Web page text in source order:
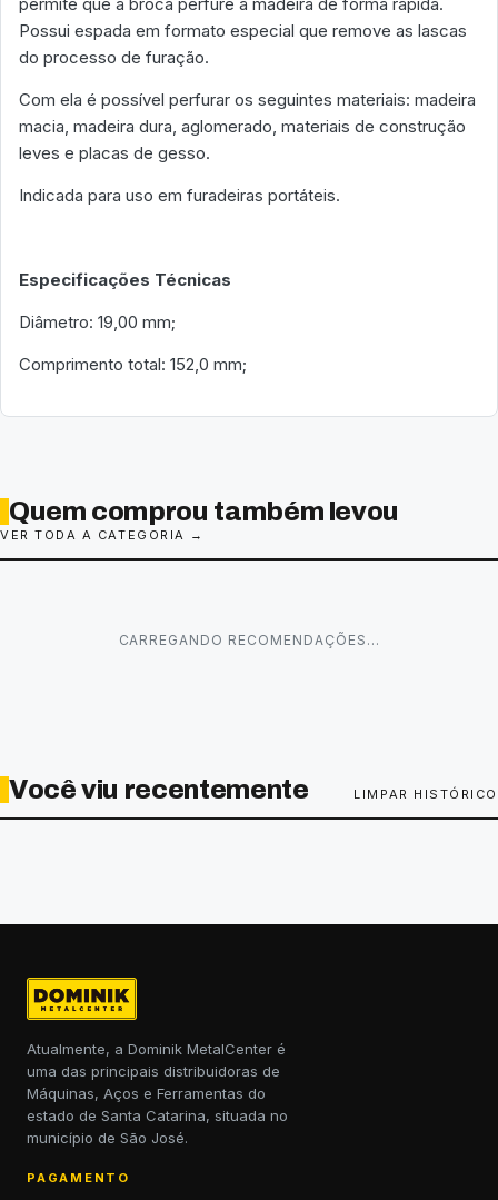
Possui espada em formato especial que remove as lascas
do processo de furação.
Com ela é possível perfurar os seguintes materiais: madeira
macia, madeira dura, aglomerado, materiais de construção
leves e placas de gesso.
Indicada para uso em furadeiras portáteis.
Especificações Técnicas
Diâmetro: 19,00 mm;
Comprimento total: 152,0 mm;
Quem comprou também levou
VER TODA A CATEGORIA →
CARREGANDO RECOMENDAÇÕES…
Você viu recentemente LIMPAR HISTÓRICO
Atualmente, a Dominik MetalCenter é
uma das principais distribuidoras de
Máquinas, Aços e Ferramentas do
estado de Santa Catarina, situada no
município de São José.
PAGAMENTO